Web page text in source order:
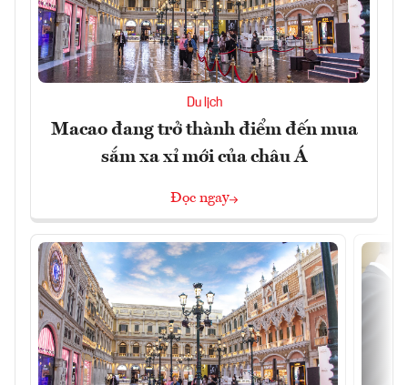
Du lịch
Macao đang trở thành điểm đến mua
sắm xa xỉ mới của châu Á
Đọc ngay